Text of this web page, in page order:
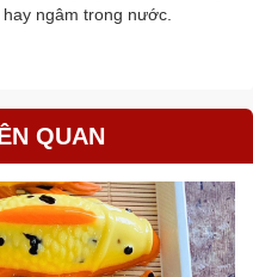
ngâm trong nước.
QUAN